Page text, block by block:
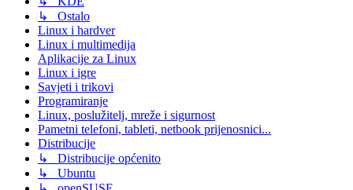
↳ Ostalo
Linux i hardver
Linux i multimedija
Aplikacije za Linux
Linux i igre
Savjeti i trikovi
Programiranje
Linux, poslužitelj, mreže i sigurnost
Pametni telefoni, tableti, netbook prijenosnici...
Distribucije
↳ Distribucije općenito
↳ Ubuntu